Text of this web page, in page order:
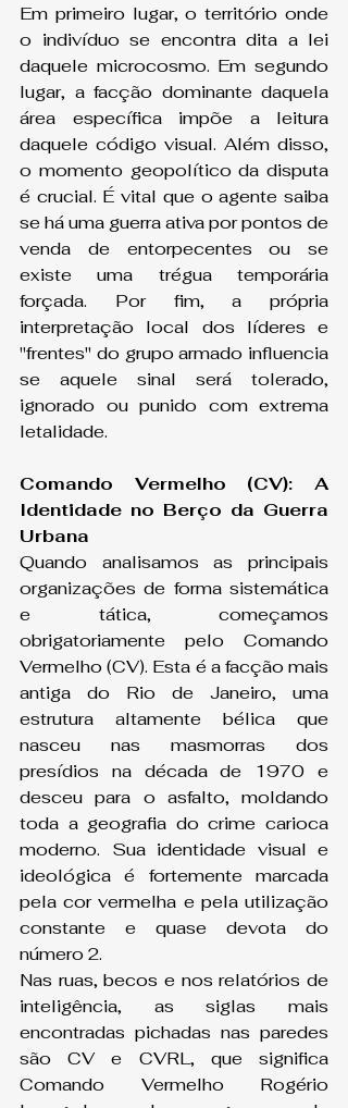
Em primeiro lugar, o território onde
o indivíduo se encontra dita a lei
daquele microcosmo. Em segundo
lugar, a facção dominante daquela
área específica impõe a leitura
daquele código visual. Além disso,
o momento geopolítico da disputa
é crucial. É vital que o agente saiba
se há uma guerra ativa por pontos de
venda de entorpecentes ou se
existe uma trégua temporária
forçada. Por fim, a própria
interpretação local dos líderes e
"frentes" do grupo armado influencia
se aquele sinal será tolerado,
ignorado ou punido com extrema
letalidade.
Comando Vermelho (CV): A
Identidade no Berço da Guerra
Urbana
Quando analisamos as principais
organizações de forma sistemática
e tática, começamos
obrigatoriamente pelo Comando
Vermelho (CV). Esta é a facção mais
antiga do Rio de Janeiro, uma
estrutura altamente bélica que
nasceu nas masmorras dos
presídios na década de 1970 e
desceu para o asfalto, moldando
toda a geografia do crime carioca
moderno. Sua identidade visual e
ideológica é fortemente marcada
pela cor vermelha e pela utilização
constante e quase devota do
número 2.
Nas ruas, becos e nos relatórios de
inteligência, as siglas mais
encontradas pichadas nas paredes
são CV e CVRL, que significa
Comando Vermelho Rogério